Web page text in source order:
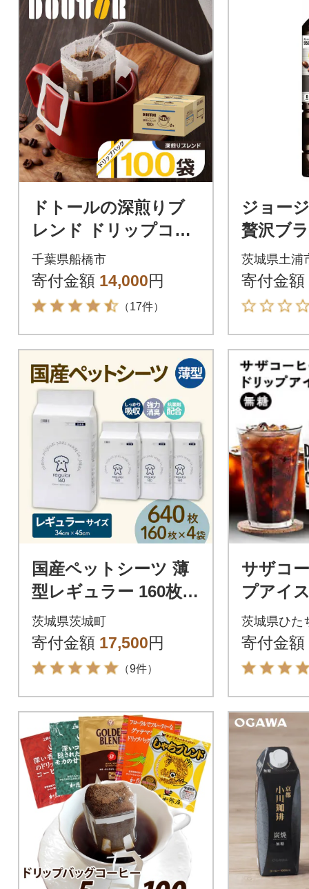
ドトールの深煎りブ
レンド ドリップコー
ヒー 100袋 ドリップ
バックコーヒー
千葉県船橋市
寄付金額 14,000円
（17件）
ジョー
贅沢ブ
ml
茨城県土浦
寄付金額
国産ペットシーツ 薄
型レギュラー 160枚(4
5cm×34cm)×4袋
茨城県茨城町
寄付金額 17,500円
（9件）
サザコ
プアイ
糖 6本
茨城県ひた
寄付金額